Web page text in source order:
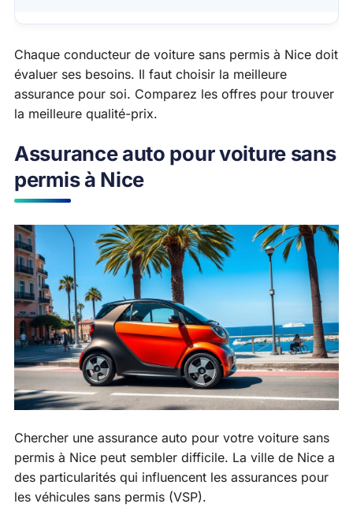
Chaque conducteur de voiture sans permis à Nice doit
évaluer ses besoins. Il faut choisir la meilleure
assurance pour soi. Comparez les offres pour trouver
la meilleure qualité-prix.
Assurance auto pour voiture sans
permis à Nice
Chercher une assurance auto pour votre voiture sans
permis à Nice peut sembler difficile. La ville de Nice a
des particularités qui influencent les assurances pour
les véhicules sans permis (VSP).